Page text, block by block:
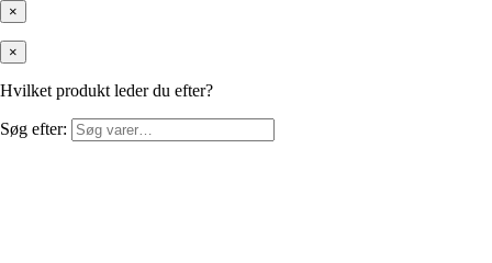
×
×
Hvilket produkt leder du efter?
Søg efter: